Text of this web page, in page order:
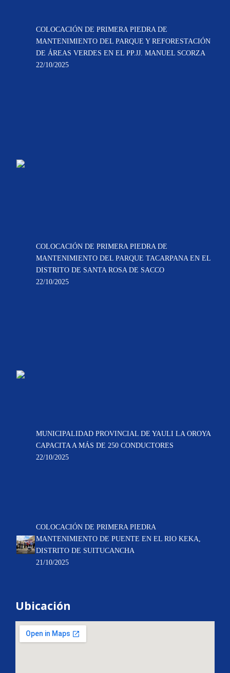
COLOCACIÓN DE PRIMERA PIEDRA DE
MANTENIMIENTO DEL PARQUE Y REFORESTACIÓN
DE ÁREAS VERDES EN EL PP.JJ. MANUEL SCORZA
22/10/2025
COLOCACIÓN DE PRIMERA PIEDRA DE
MANTENIMIENTO DEL PARQUE TACARPANA EN EL
DISTRITO DE SANTA ROSA DE SACCO
22/10/2025
MUNICIPALIDAD PROVINCIAL DE YAULI LA OROYA
CAPACITA A MÁS DE 250 CONDUCTORES
22/10/2025
COLOCACIÓN DE PRIMERA PIEDRA
MANTENIMIENTO DE PUENTE EN EL RIO KEKA,
DISTRITO DE SUITUCANCHA
21/10/2025
Ubicación